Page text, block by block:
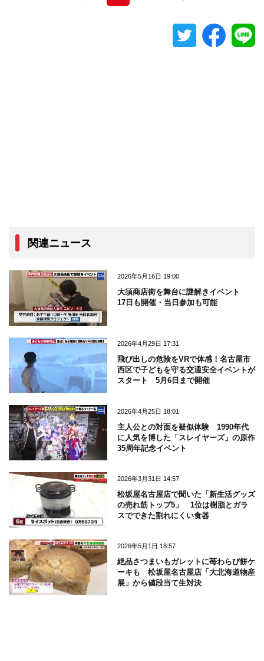
関連ニュース
2026年5月16日 19:00
大須商店街を舞台に謎解きイベント
17日も開催・当日参加も可能
2026年4月29日 17:31
飛び出しの危険をVRで体感！名古屋市
西区で子どもを守る交通安全イベントが
スタート 5月6日まで開催
2026年4月25日 18:01
主人公との対面を疑似体験 1990年代
に人気を博した「スレイヤーズ」の原作
35周年記念イベント
2026年3月31日 14:57
松坂屋名古屋店で聞いた「新生活グッズ
の売れ筋トップ5」 1位は樹脂とガラ
スでできた割れにくい食器
2026年5月1日 18:57
絶品さつまいもガレットに苺わらび餅ケ
ーキも 松坂屋名古屋店「大北海道物産
展」から値段当て生対決